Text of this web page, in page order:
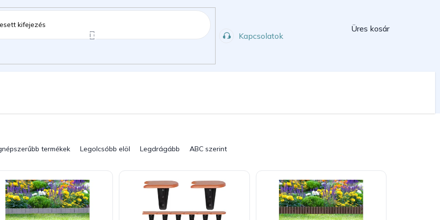
Kapcsolatok
Kosár
Üres kosár
termékek Legolcsóbb elöl Legdrágább ABC szerint